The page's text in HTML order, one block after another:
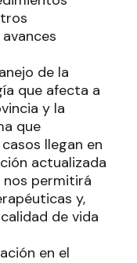
de la
que afecta a
y la
que
llegan en
actualizada
permitirá
y,
de vida
en el